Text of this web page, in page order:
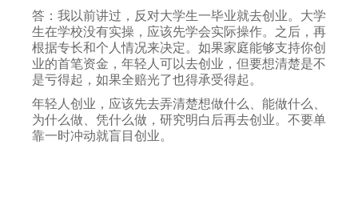
答：我以前讲过，反对大学生一毕业就去创业。大学
生在学校没有实操，应该先学会实际操作。之后，再
根据专长和个人情况来决定。如果家庭能够支持你创
业的首笔资金，年轻人可以去创业，但要想清楚是不
是亏得起，如果全赔光了也得承受得起。
年轻人创业，应该先去弄清楚想做什么、能做什么、
为什么做、凭什么做，研究明白后再去创业。不要单
靠一时冲动就盲目创业。